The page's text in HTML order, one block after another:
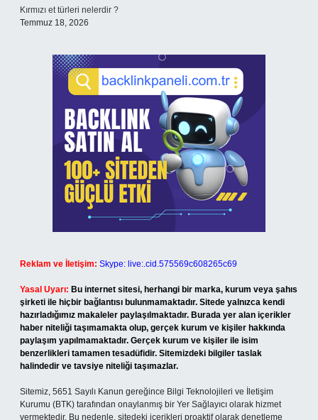
Kırmızı et türleri nelerdir ?
Temmuz 18, 2026
Reklam ve İletişim: Skype: live:.cid.575569c608265c69
Yasal Uyarı: Bu internet sitesi, herhangi bir marka, kurum veya şahıs
şirketi ile hiçbir bağlantısı bulunmamaktadır. Sitede yalnızca kendi
hazırladığımız makaleler paylaşılmaktadır. Burada yer alan içerikler
haber niteliği taşımamakta olup, gerçek kurum ve kişiler hakkında
paylaşım yapılmamaktadır. Gerçek kurum ve kişiler ile isim
benzerlikleri tamamen tesadüfidir. Sitemizdeki bilgiler taslak
halindedir ve tavsiye niteliği taşımazlar.
Sitemiz, 5651 Sayılı Kanun gereğince Bilgi Teknolojileri ve İletişim
Kurumu (BTK) tarafından onaylanmış bir Yer Sağlayıcı olarak hizmet
vermektedir. Bu nedenle, sitedeki içerikleri proaktif olarak denetleme